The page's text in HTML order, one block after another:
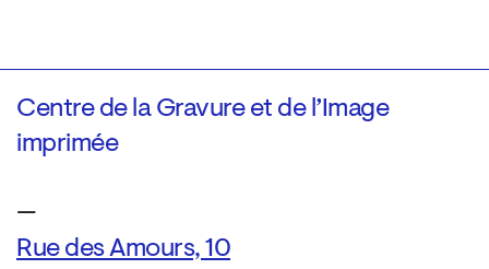
Centre de la Gravure et de l’Image
imprimée
—
Rue des Amours, 10